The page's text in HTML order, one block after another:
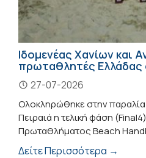
Ιδομενέας Χανίων και
πρωταθλητές Ελλάδας
27-07-2026
Ολοκληρώθηκε στην
Πειραιά η τελική φάση
Πρωταθλήματος Beach
Δείτε Περισσότερα →